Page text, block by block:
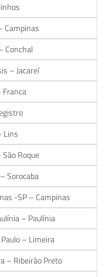
Campinas
Conchal
– Jacareí
Franca
Lins
Roque
Sorocaba
-SP – Campinas
– Paulínia
– Limeira
– Ribeirão Preto